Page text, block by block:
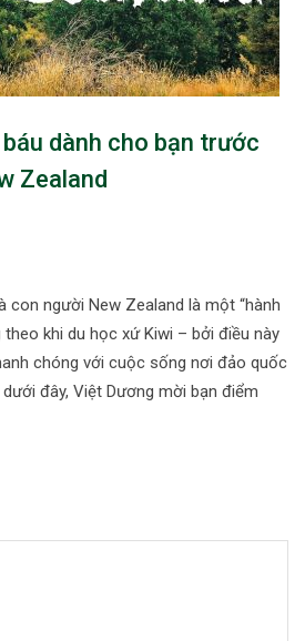
dành cho bạn trước
Zealand
con người New Zealand là một “hành
theo khi du học xứ Kiwi – bởi điều này
chóng với cuộc sống nơi đảo quốc
đây, Việt Dương mời bạn điểm